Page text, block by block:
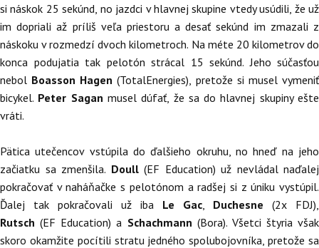
si náskok 25 sekúnd, no jazdci v hlavnej skupine vtedy usúdili, že už
im dopriali až príliš veľa priestoru a desať sekúnd im zmazali z
náskoku v rozmedzí dvoch kilometroch. Na méte 20 kilometrov do
konca podujatia tak pelotón strácal 15 sekúnd. Jeho súčasťou
nebol Boasson Hagen (TotalEnergies), pretože si musel vymeniť
bicykel. Peter Sagan musel dúfať, že sa do hlavnej skupiny ešte
vráti.
Pätica utečencov vstúpila do ďalšieho okruhu, no hneď na jeho
začiatku sa zmenšila. Doull(EF Education) už nevládal naďalej
pokračovať v naháňačke s pelotónom a radšej si z úniku vystúpil.
Ďalej tak pokračovali už iba Le Gac Duchesne (2x FDJ),
Rutsch (EF Education) a Schachmann (Bora). Všetci štyria však
skoro okamžite pocítili stratu jedného spolubojovníka, pretože sa